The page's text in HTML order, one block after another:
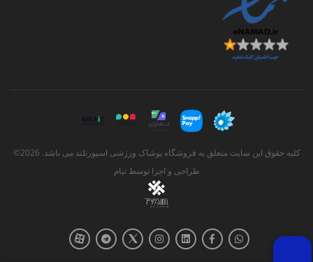
کلیه حقوق این سایت متعلق به فروشگاه پوشاک ورزشی اسپورتلند می باشد. 2026©
طراحی و اجرا توسطتیام